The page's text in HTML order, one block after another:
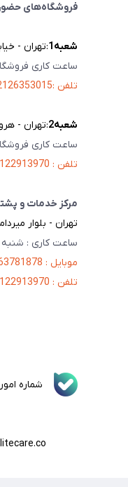
فروشگاه‌های
شعبه‌1 :تهران -
ساعت کاری فروشگاه : همه
تلفن :02126353015
شعبه‌2 :تهران -
ساعت کاری فروشگاه: همه
تلفن : 02122913970
مرکز خدمات و
تهران - بلوار
ساعت کاری : شنبه تا
موبایل : 09963781878
تلفن : 02122913970
شماره امور مشتریان